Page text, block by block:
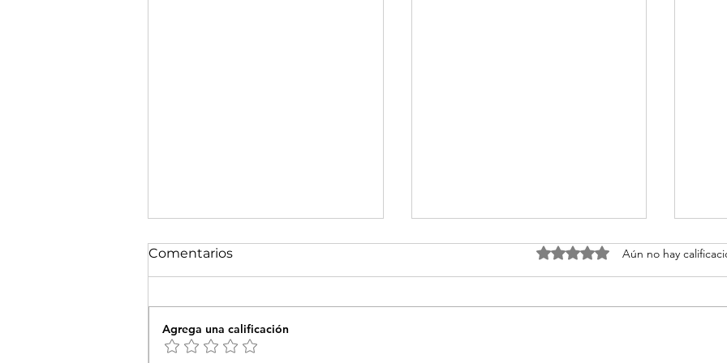
Comentarios Obtuvo 0 de 5 estrellas.
Aún no hay
Agrega una calificación